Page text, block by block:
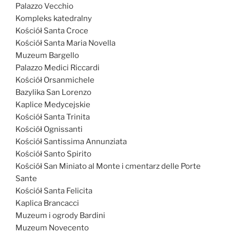
Palazzo Vecchio
Kompleks katedralny
Kościół Santa Croce
Kościół Santa Maria Novella
Muzeum Bargello
Palazzo Medici Riccardi
Kościół Orsanmichele
Bazylika San Lorenzo
Kaplice Medycejskie
Kościół Santa Trinita
Kościół Ognissanti
Kościół Santissima Annunziata
Kościół Santo Spirito
Kościół San Miniato al Monte i cmentarz delle Porte
Sante
Kościół Santa Felicita
Kaplica Brancacci
Muzeum i ogrody Bardini
Muzeum Novecento